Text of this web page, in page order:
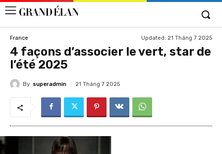
France Updated: 21 Tháng 7 2025
4 façons d’associer le vert, star de
l’été 2025
By superadmin 21 Tháng 7 2025